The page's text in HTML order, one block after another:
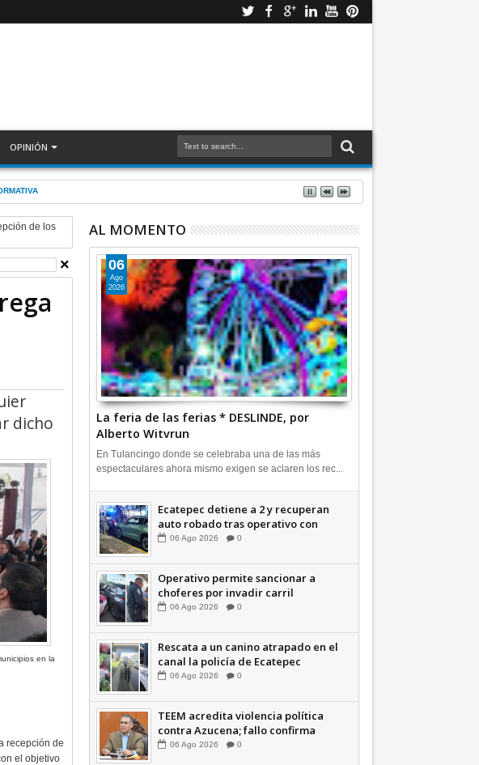
OPINIÓN
de los
dicho
en la
recepción de
el objetivo
AL MOMENTO
La feria de las ferias * DESLINDE, por
Alberto Witvrun
06
Ago
2026
En Tulancingo donde se celebraba una de las más
espectaculares ahora mismo exigen se aclaren los rec...
Ecatepec detiene a 2 y recuperan
auto robado tras operativo con
Tecámac +Video | INFORMATIVA
06 Ago 2026 0
Operativo permite sancionar a
choferes por invadir carril
confinado: Ecatepec +Video |
06 Ago 2026 0
Rescata a un canino atrapado en el
canal la policía de Ecatepec
INFORMATIVA
06 Ago 2026 0
TEEM acredita violencia política
contra Azucena; fallo confirma
guerra sucia: Octavio Martínez
06 Ago 2026 0